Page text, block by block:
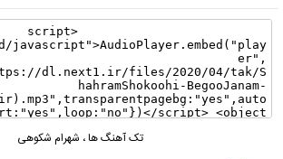
تک آهنگ ها، شهرام شکوهی